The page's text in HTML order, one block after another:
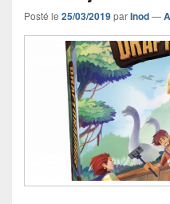
Posté le 25/03/2019parInod—